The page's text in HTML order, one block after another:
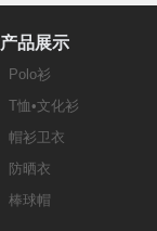
产品展示
Polo衫
T恤•文化衫
帽衫卫衣
防晒衣
棒球帽